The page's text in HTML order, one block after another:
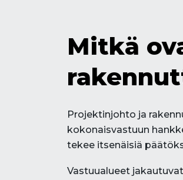
Mitkä
Projektinjohto ja
kokonaisvastuun
tekee itsenäisiä
Vastuualueet